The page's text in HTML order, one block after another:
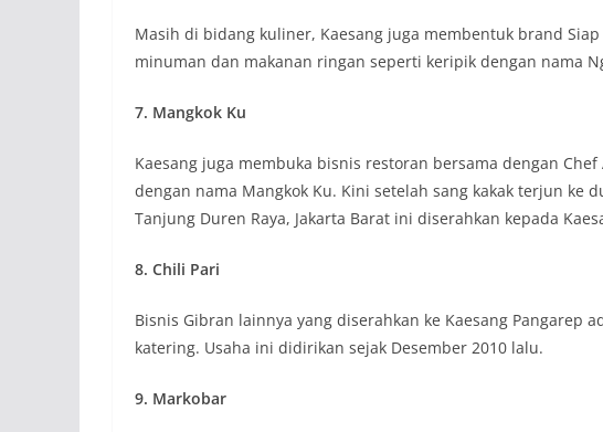
Masih di bidang kuliner, Kaesang juga membentuk brand
minuman dan makanan ringan seperti keripik dengan nama
7. Mangkok Ku
Kaesang juga membuka bisnis restoran bersama dengan
dengan nama Mangkok Ku. Kini setelah sang kakak terjun ke
Tanjung Duren Raya, Jakarta Barat ini diserahkan kepada
8. Chili Pari
Bisnis Gibran lainnya yang diserahkan ke Kaesang Pangarep
katering. Usaha ini didirikan sejak Desember 2010 lalu.
9. Markobar